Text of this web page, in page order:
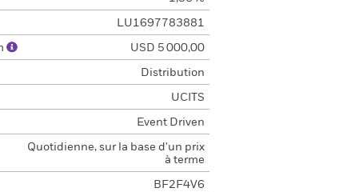
LU1697783881
USD 5 000,00
Distribution
UCITS
Event Driven
Quotidienne, sur la base d'un prix
à terme
BF2F4V6